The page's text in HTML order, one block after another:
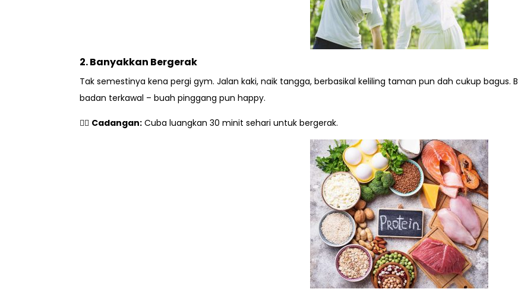
2. Banyakkan Bergerak
Tak semestinya kena pergi gym. Jalan kaki, naik tangga, berbasikal keliling taman pun dah cukup bagus.
badan terkawal – buah pinggang pun happy.
🏃‍♂️ Cadangan: Cuba luangkan 30 minit sehari untuk bergerak.